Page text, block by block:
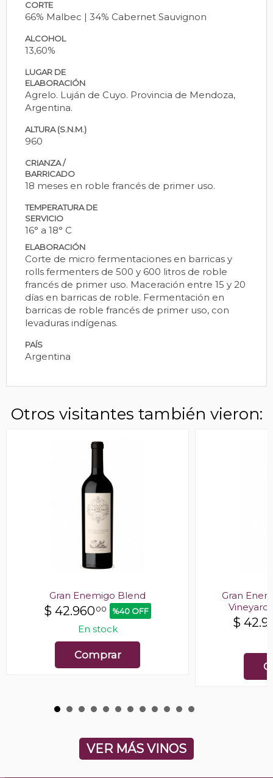
CORTE
66% Malbec | 34% Cabernet Sauvignon
ALCOHOL
13,60%
LUGAR DE
ELABORACIÓN
Agrelo. Luján de Cuyo. Provincia de Mendoza,
Argentina.
ALTURA (S.N.M.)
960
CRIANZA /
BARRICADO
18 meses en roble francés de primer uso.
TEMPERATURA DE
SERVICIO
16° a 18° C
ELABORACIÓN
Corte de micro fermentaciones en barricas y
rolls fermenters de 500 y 600 litros de roble
francés de primer uso. Maceración entre 15 y 20
días en barricas de roble. Fermentación en
barricas de roble francés de primer uso, con
levaduras indígenas.
PAÍS
Argentina
Otros visitantes también vieron:
Gran Enemigo Blend
$ 42.96000 %40 OFF
En stock
Comprar
Gran
Vineyard
$
VER MÁS VINOS